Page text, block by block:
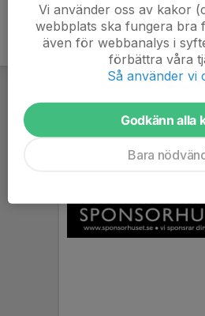
Vi använder oss av kakor
webbplats ska fungera bra
även för webbanalys i
förbättra våra
Så använder vi
Godkänn alla
Bara